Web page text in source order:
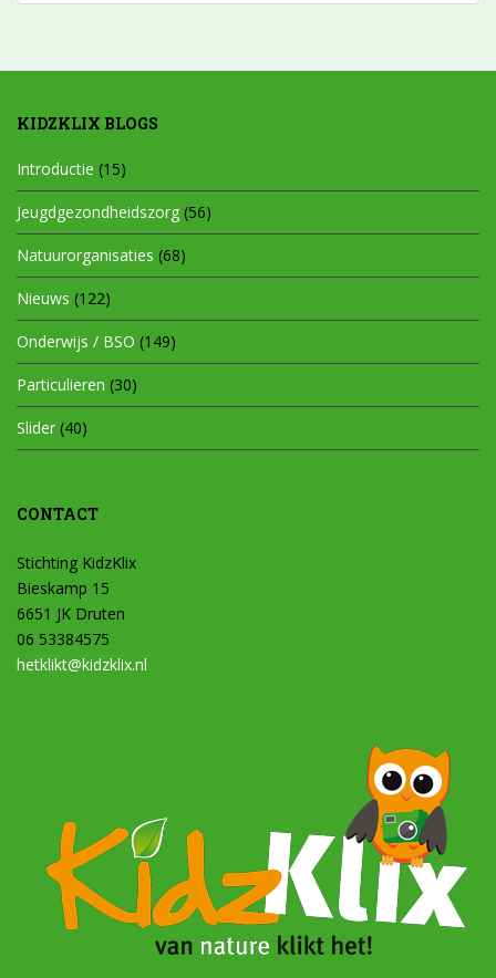
KIDZKLIX BLOGS
Introductie (15)
Jeugdgezondheidszorg (56)
Natuurorganisaties (68)
Nieuws (122)
Onderwijs / BSO (149)
Particulieren (30)
Slider (40)
CONTACT
Stichting KidzKlix
Bieskamp 15
6651 JK Druten
06 53384575
hetklikt@kidzklix.nl